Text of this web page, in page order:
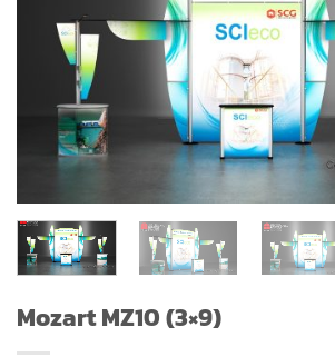
Mozart MZ10 (3×9)